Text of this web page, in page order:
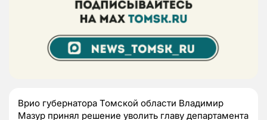
Врио губернатора Томской области Владимир
Мазур принял решение уволить главу департамента